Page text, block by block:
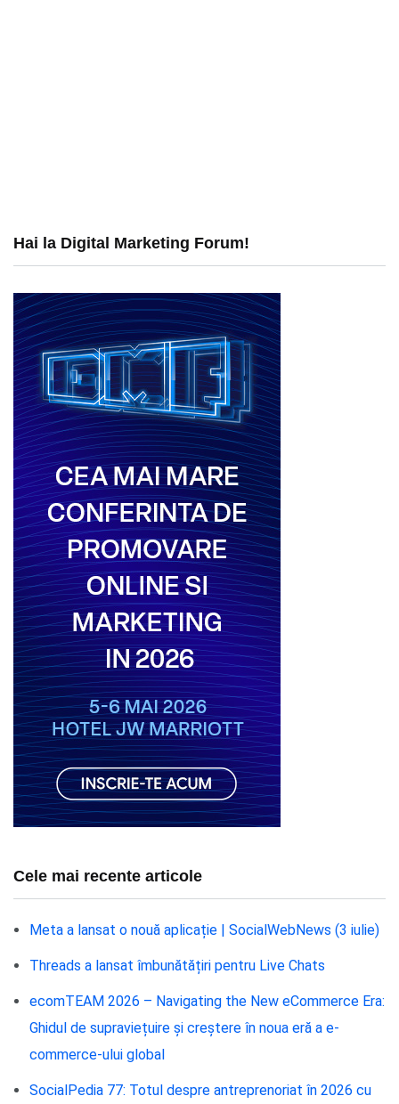
Hai la Digital Marketing Forum!
Cele mai recente articole
Meta a lansat o nouă aplicație | SocialWebNews (3 iulie)
Threads a lansat îmbunătățiri pentru Live Chats
ecomTEAM 2026 – Navigating the New eCommerce Era:
Ghidul de supraviețuire și creștere în noua eră a e-
commerce-ului global
SocialPedia 77: Totul despre antreprenoriat în 2026 cu